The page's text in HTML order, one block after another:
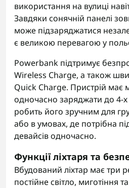
використання на вулиці
Завдяки сонячній панелі
може підзаряджатися
є великою перевагою у
Powerbank підтримує
Wireless Charge, а також
Quick Charge. Пристрій має
одночасно заряджати до 4-
робить його зручним для
або в умовах, де потрібна
девайсів одночасно.
Функції ліхтаря та
Вбудований ліхтар має три
постійне світло, миготіння